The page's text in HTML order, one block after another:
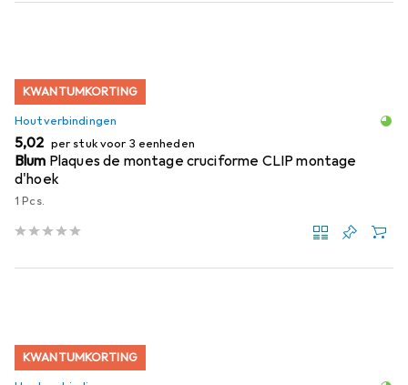
KWANTUMKORTING
Houtverbindingen
EUR
5,02 per stuk voor 3 eenheden
Blum Plaques de montage cruciforme CLIP montage
d'hoek
1 Pcs.
KWANTUMKORTING